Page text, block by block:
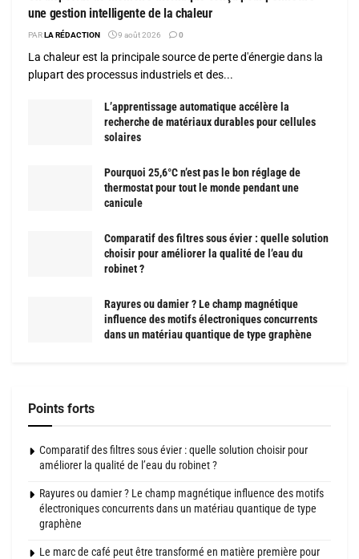
une gestion intelligente de la chaleur
PARLA RÉDACTION 9 août 2026 0
La chaleur est la principale source de perte d'énergie dans la
plupart des processus industriels et des...
L’apprentissage automatique accélère la
recherche de matériaux durables pour cellules
solaires
Pourquoi 25,6°C n’est pas le bon réglage de
thermostat pour tout le monde pendant une
canicule
Comparatif des filtres sous évier : quelle solution
choisir pour améliorer la qualité de l’eau du
robinet ?
Rayures ou damier ? Le champ magnétique
influence des motifs électroniques concurrents
dans un matériau quantique de type graphène
Points forts
Comparatif des filtres sous évier : quelle solution choisir pour
améliorer la qualité de l’eau du robinet ?
Rayures ou damier ? Le champ magnétique influence des motifs
électroniques concurrents dans un matériau quantique de type
graphène
Le marc de café peut être transformé en matière première pour